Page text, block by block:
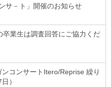
サ－ト」開催のお知らせ
業生は調査回答にご協力くだ
ンコンサートItero/Reprise 繰り
）